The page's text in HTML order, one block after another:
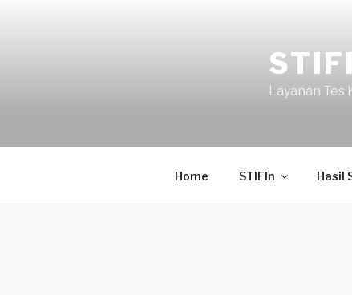
Layanan
Home STIFIn Hasil